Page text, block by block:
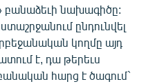
բանաձեւի նախագիծը:
ընդունվել
կողմը այդ
է, դա թերեւս
հարց է ծագում`